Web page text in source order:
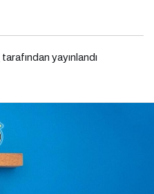
tarafından yayınlandı